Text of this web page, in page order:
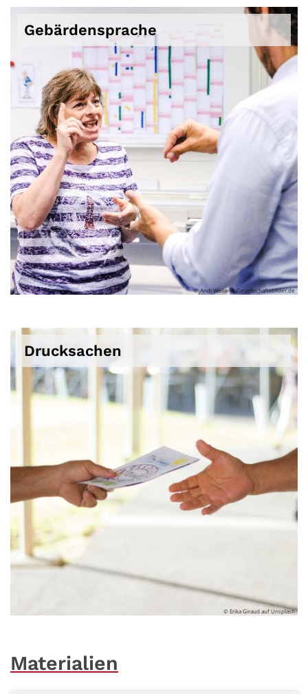
Gebärdensprache
© Andi Weiland, Gesellschaftsbilder.de
Drucksachen
© Erika Giraud auf Unsplash
Materialien